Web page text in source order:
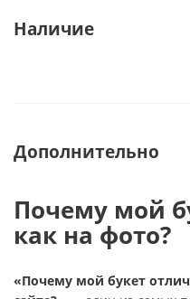
Наличие
Дополнительно
Почему мой
как на фото?
«Почему мой букет